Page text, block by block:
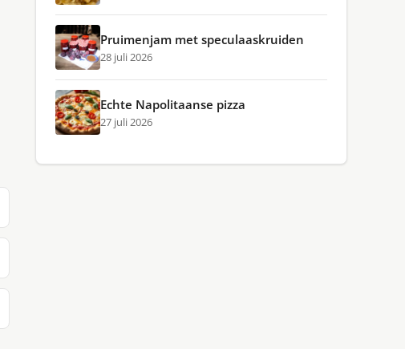
Pruimenjam met speculaaskruiden
28 juli 2026
Echte Napolitaanse pizza
27 juli 2026